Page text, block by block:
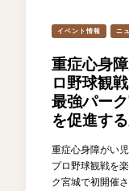
イベント情報 ニ
重症心身
ロ野球観
最強パー
を促進す
重症心身障がい
プロ野球観戦を
ク宮城で初開催